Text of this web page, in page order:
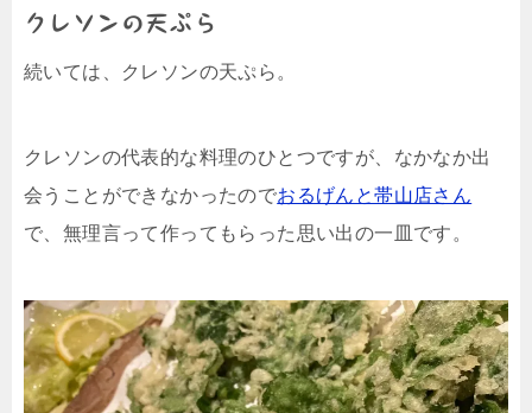
クレソンの天ぷら
続いては、クレソンの天ぷら。
クレソンの代表的な料理のひとつですが、なかなか出
会うことができなかったのでおるげんと帯山店さん
で、無理言って作ってもらった思い出の一皿です。